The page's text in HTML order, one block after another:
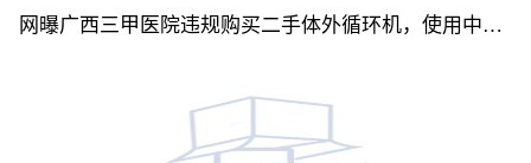
网曝广西三甲医院违规购买二手体外循环机，使用中曾